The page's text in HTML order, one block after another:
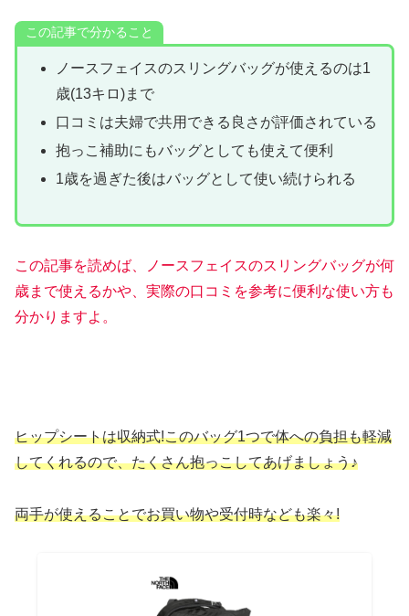
この記事で分かること
ノースフェイスのスリングバッグが使えるのは1
歳(13キロ)まで
口コミは夫婦で共用できる良さが評価されている
抱っこ補助にもバッグとしても使えて便利
1歳を過ぎた後はバッグとして使い続けられる
この記事を読めば、ノースフェイスのスリングバッグが何
歳まで使えるかや、実際の口コミを参考に便利な使い方も
分かりますよ。
ヒップシートは収納式!このバッグ1つで体への負担も軽減
してくれるので、たくさん抱っこしてあげましょう♪
両手が使えることでお買い物や受付時なども楽々!